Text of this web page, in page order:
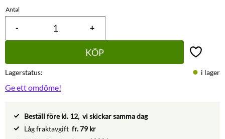
Antal
+
-
KÖP Lägg till
Lagerstatus i lager
Ge ett omdöme!
Beställ före kl. 12, vi skickar samma dag
Låg fraktavgift fr. 79 kr